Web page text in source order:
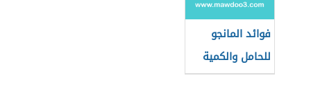
فوائد المانجو
للحامل والكمية
المسموح بها